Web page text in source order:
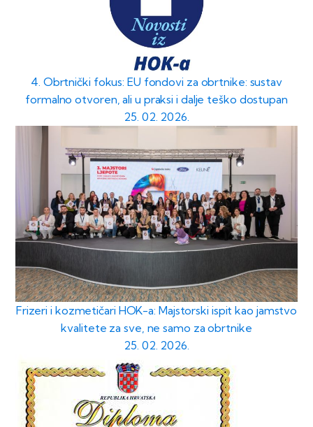
4. Obrtnički fokus: EU fondovi za obrtnike: sustav
formalno otvoren, ali u praksi i dalje teško dostupan
25. 02. 2026.
Frizeri i kozmetičari HOK-a: Majstorski ispit kao jamstvo
kvalitete za sve, ne samo za obrtnike
25. 02. 2026.